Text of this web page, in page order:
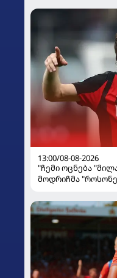
13:00/08-08-2026
"ჩემი ოცნება
მოდრიჩმა